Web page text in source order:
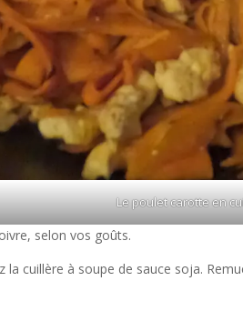
Le poulet carotte en
selon vos goûts.
la cuillère à soupe de sauce soja.